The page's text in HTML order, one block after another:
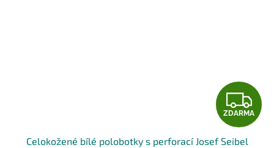
Z
D
ZDARMA
Celokožené bílé polobotky s perforací Josef Seibel